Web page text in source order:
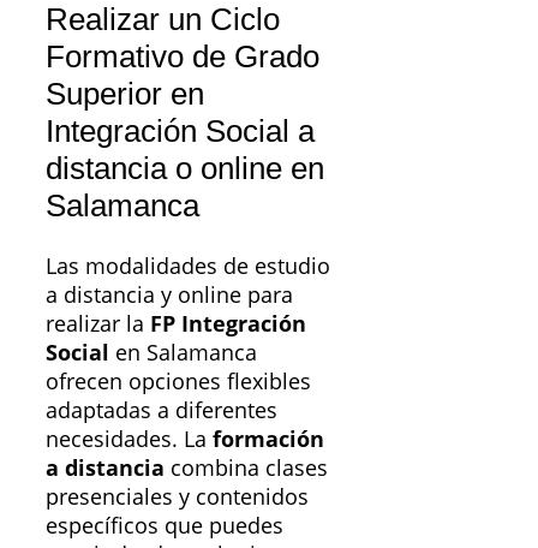
Realizar un Ciclo
Formativo de Grado
Superior en
Integración Social a
distancia o online en
Salamanca
Las modalidades de estudio
a distancia y online para
realizar la FP Integración
Social en Salamanca
ofrecen opciones flexibles
adaptadas a diferentes
necesidades. La formación
a distancia combina clases
presenciales y contenidos
específicos que puedes